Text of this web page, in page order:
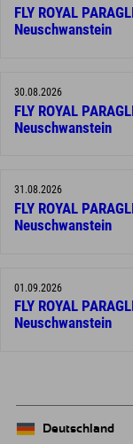
FLY ROYAL
Neuschwanstein
30.08.2026
FLY ROYAL
Neuschwanstein
31.08.2026
FLY ROYAL
Neuschwanstein
01.09.2026
FLY ROYAL
Neuschwanstein
Deutschland